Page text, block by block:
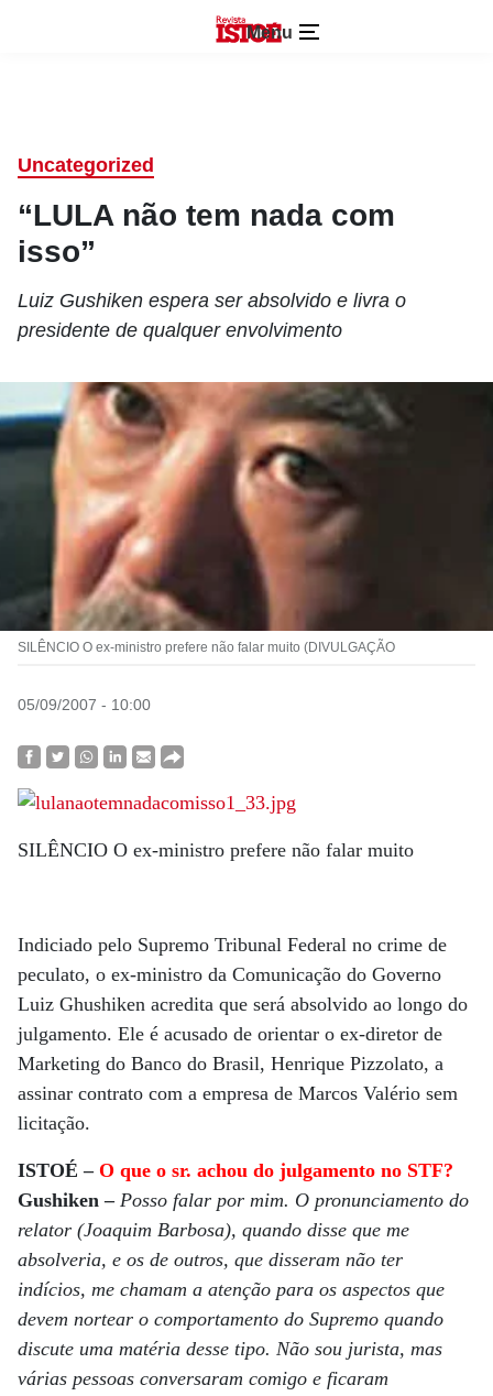
Menu
Uncategorized
“LULA não tem nada com
isso”
Luiz Gushiken espera ser absolvido e livra o
presidente de qualquer envolvimento
SILÊNCIO O ex-ministro prefere não falar muito (DIVULGAÇÃO
05/09/2007 - 10:00
SILÊNCIO O ex-ministro prefere não falar muito
Indiciado pelo Supremo Tribunal Federal no crime de
peculato, o ex-ministro da Comunicação do Governo
Luiz Ghushiken acredita que será absolvido ao longo do
julgamento. Ele é acusado de orientar o ex-diretor de
Marketing do Banco do Brasil, Henrique Pizzolato, a
assinar contrato com a empresa de Marcos Valério sem
licitação.
ISTOÉ – O que o sr. achou do julgamento no STF?
Gushiken – Posso falar por mim. O pronunciamento do
relator (Joaquim Barbosa), quando disse que me
absolveria, e os de outros, que disseram não ter
indícios, me chamam a atenção para os aspectos que
devem nortear o comportamento do Supremo quando
discute uma matéria desse tipo. Não sou jurista, mas
várias pessoas conversaram comigo e ficaram